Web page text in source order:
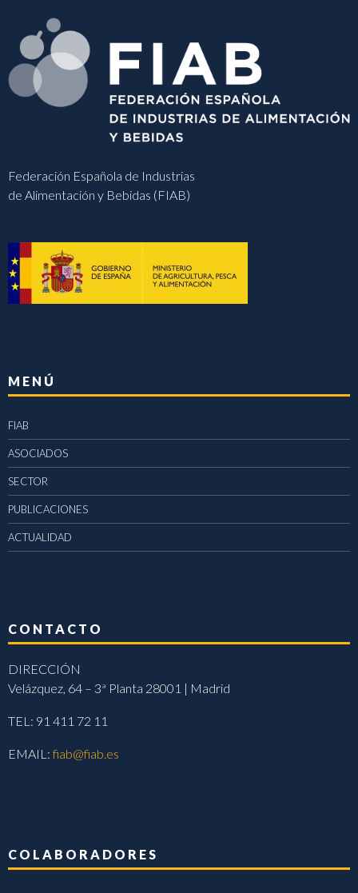
Federación Española de Industrias
de Alimentación y Bebidas (FIAB)
MENÚ
FIAB
ASOCIADOS
SECTOR
PUBLICACIONES
ACTUALIDAD
CONTACTO
DIRECCIÓN
Velázquez, 64 – 3ª Planta 28001 | Madrid
TEL: 91 411 72 11
EMAIL:fiab@fiab.es
COLABORADORES